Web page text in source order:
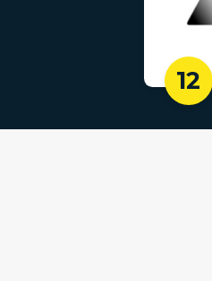
12